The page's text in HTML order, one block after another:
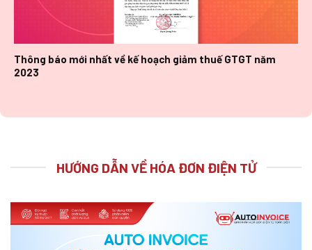
Thông báo mới nhất về kế hoạch giảm thuế GTGT năm
2023
HƯỚNG DẪN VỀ HÓA ĐƠN ĐIỆN TỬ